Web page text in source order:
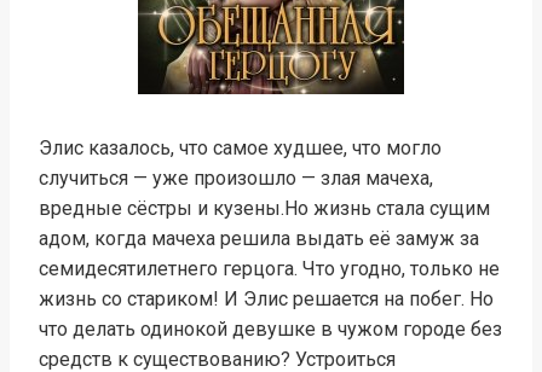
Элис казалось, что самое худшее, что могло
случиться — уже произошло — злая мачеха,
вредные сёстры и кузены.Но жизнь стала сущим
адом, когда мачеха решила выдать её замуж за
семидесятилетнего герцога. Что угодно, только не
жизнь со стариком! И Элис решается на побег. Но
что делать одинокой девушке в чужом городе без
средств к существованию? Устроиться